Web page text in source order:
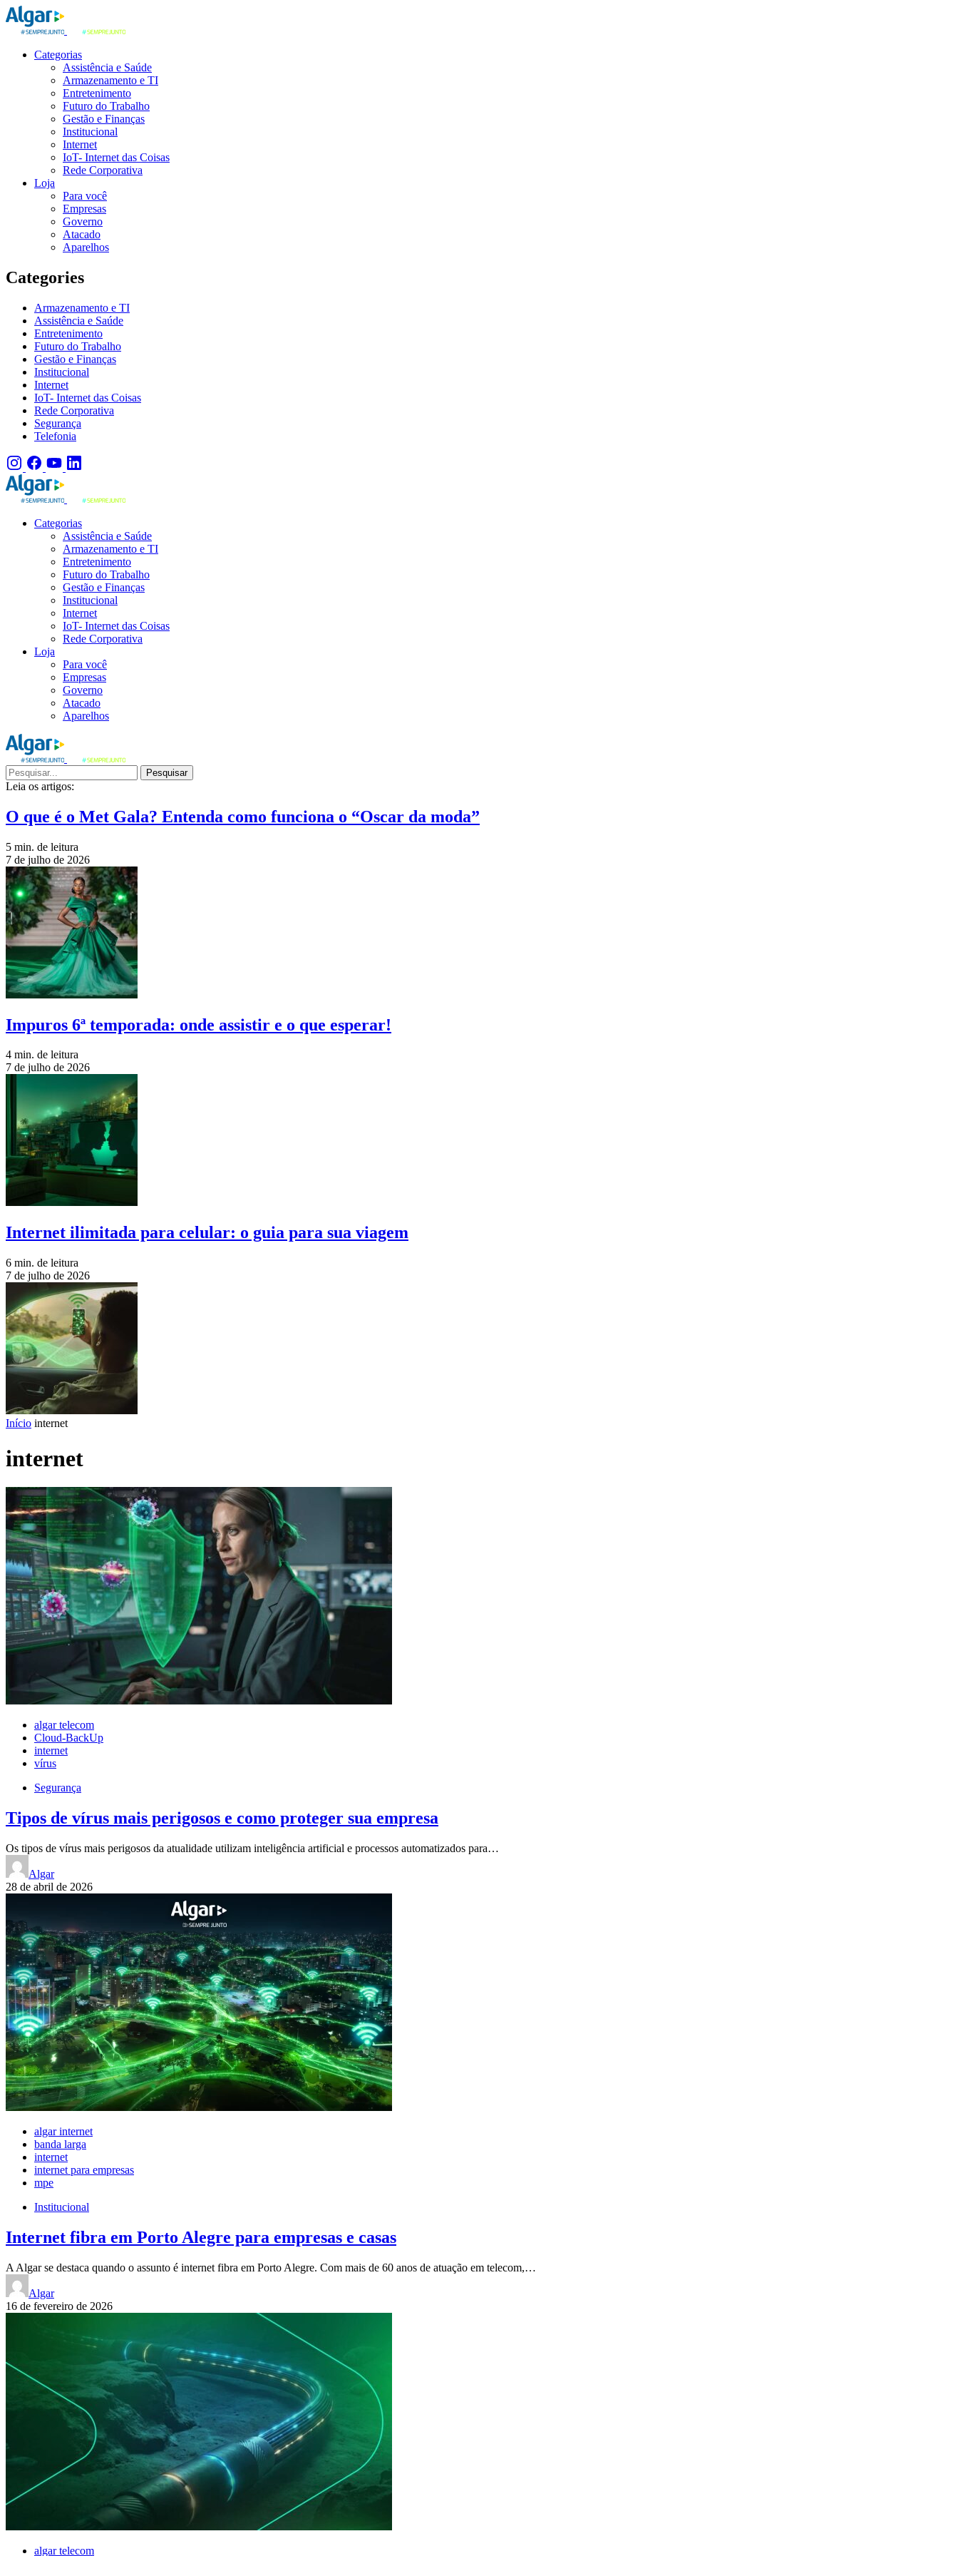
Categorias
Assistência e Saúde
Armazenamento e TI
Entretenimento
Futuro do Trabalho
Gestão e Finanças
Institucional
Internet
IoT- Internet das Coisas
Rede Corporativa
Loja
Para você
Empresas
Governo
Atacado
Aparelhos
Categories
Armazenamento e TI
Assistência e Saúde
Entretenimento
Futuro do Trabalho
Gestão e Finanças
Institucional
Internet
IoT- Internet das Coisas
Rede Corporativa
Segurança
Telefonia
Categorias
Assistência e Saúde
Armazenamento e TI
Entretenimento
Futuro do Trabalho
Gestão e Finanças
Institucional
Internet
IoT- Internet das Coisas
Rede Corporativa
Loja
Para você
Empresas
Governo
Atacado
Aparelhos
Pesquisar
Leia os artigos:
O que é o Met Gala? Entenda como funciona o “Oscar da moda”
5 min. de leitura
7 de julho de 2026
Impuros 6ª temporada: onde assistir e o que esperar!
4 min. de leitura
7 de julho de 2026
Internet ilimitada para celular: o guia para sua viagem
6 min. de leitura
7 de julho de 2026
Início internet
internet
algar telecom
Cloud-BackUp
internet
vírus
Segurança
Tipos de vírus mais perigosos e como proteger sua empresa
Os tipos de vírus mais perigosos da atualidade utilizam inteligência artificial e processos automatizados para…
Algar
28 de abril de 2026
algar internet
banda larga
internet
internet para empresas
mpe
Institucional
Internet fibra em Porto Alegre para empresas e casas
A Algar se destaca quando o assunto é internet fibra em Porto Alegre. Com mais de 60 anos de atuação em telecom,…
Algar
16 de fevereiro de 2026
algar telecom